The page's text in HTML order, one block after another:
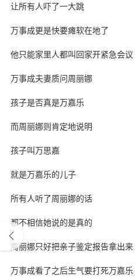
让所有人吓了一大跳
万事成更是快要瘫软在地了
他只能家里人都叫回家开紧急会议
万事成夫妻质问周丽娜
孩子是否真是万嘉乐
而周丽娜则肯定地说明
孩子叫万思嘉
就是万嘉乐的儿子
所有人听了周丽娜的话
都不相信她说的是真的
周丽娜只好把亲子鉴定报告拿出来
万事成看了之后生气要打死万嘉乐